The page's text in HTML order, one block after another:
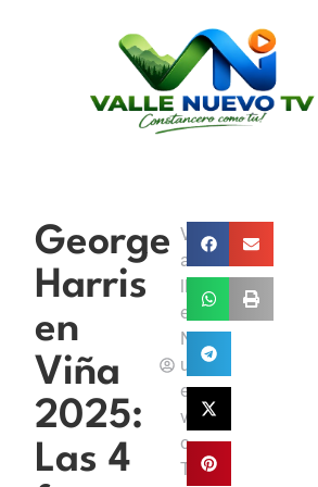
George
Harris
en
Viña
2025:
Las 4
V
a
e
N
u
e
v
o
T